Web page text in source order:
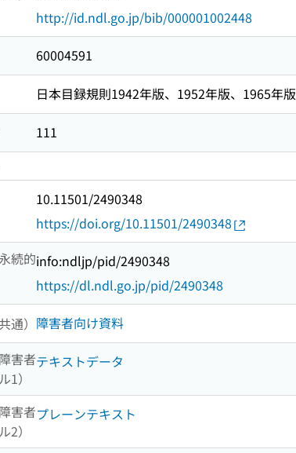
http://id.ndl.go.jp/bib/000001002448
60004591
日本目録規則1942年版、1952年版、1965年版
111
10.11501/2490348
https://doi.org/10.11501/2490348
続的info:ndljp/pid/2490348
https://dl.ndl.go.jp/pid/2490348
通） 障害者向け資料
害者
1）
テキストデータ
害者
2）
プレーンテキスト